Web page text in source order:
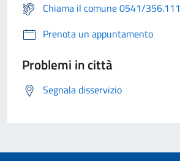
Chiama il comune 0541/356.111
Prenota un appuntamento
Problemi in città
Segnala disservizio